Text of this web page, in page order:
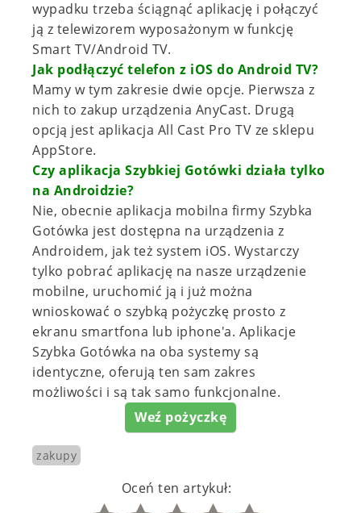
wypadku trzeba ściągnąć aplikację i połączyć
ją z telewizorem wyposażonym w funkcję
Smart TV/Android TV.
Jak podłączyć telefon z iOS do Android TV?
Mamy w tym zakresie dwie opcje. Pierwsza z
nich to zakup urządzenia AnyCast. Drugą
opcją jest aplikacja All Cast Pro TV ze sklepu
AppStore.
Czy aplikacja Szybkiej Gotówki działa tylko
na Androidzie?
Nie, obecnie aplikacja mobilna firmy Szybka
Gotówka jest dostępna na urządzenia z
Androidem, jak też system iOS. Wystarczy
tylko pobrać aplikację na nasze urządzenie
mobilne, uruchomić ją i już można
wnioskować o szybką pożyczkę prosto z
ekranu smartfona lub iphone'a. Aplikacje
Szybka Gotówka na oba systemy są
identyczne, oferują ten sam zakres
możliwości i są tak samo funkcjonalne.
Weź pożyczkę
zakupy
Oceń ten artykuł: